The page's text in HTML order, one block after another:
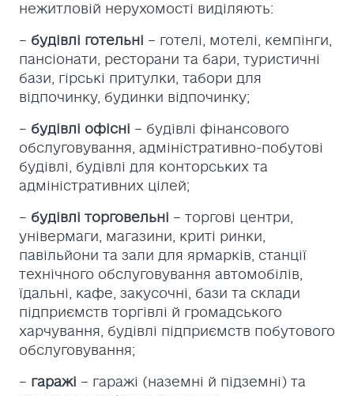
нежитловій нерухомості виділяють:
– будівлі готельні – готелі, мотелі, кемпінги,
пансіонати, ресторани та бари, туристичні
бази, гірські притулки, табори для
відпочинку, будинки відпочинку;
– будівлі офісні – будівлі фінансового
обслуговування, адміністративно-побутові
будівлі, будівлі для конторських та
адміністративних цілей;
– будівлі торговельні – торгові центри,
універмаги, магазини, криті ринки,
павільйони та зали для ярмарків, станції
технічного обслуговування автомобілів,
їдальні, кафе, закусочні, бази та склади
підприємств торгівлі й громадського
харчування, будівлі підприємств побутового
обслуговування;
– гаражі – гаражі (наземні й підземні) та